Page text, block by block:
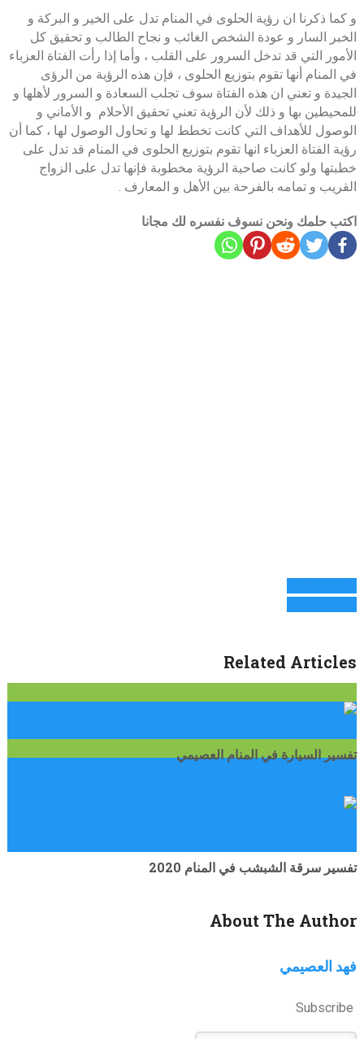
و كما ذكرنا ان رؤية الحلوى في المنام تدل على الخير و البركة و
الخبر السار و عودة الشخص الغائب و نجاح الطالب و تحقيق كل
الأمور التي قد تدخل السرور على القلب ، وأما إذا رأت الفتاة العزباء
في المنام أنها تقوم بتوزيع الحلوى ، فإن هذه الرؤية من الرؤى
الجيدة و تعني ان هذه الفتاة سوف تجلب السعادة و السرور لأهلها و
للمحيطين بها و ذلك لأن الرؤية تعني تحقيق الأحلام و الأماني و
الوصول للأهداف التي كانت تخطط لها و تحاول الوصول لها ، كما أن
رؤية الفتاة العزباء انها تقوم بتوزيع الحلوى في المنام قد تدل على
خطبتها ولو كانت صاحبة الرؤية مخطوبة فإنها تدل على الزواج
القريب و تمامه بالفرحة بين الأهل و المعارف .
اكتب حلمك ونحن نسوف نفسره لك مجانا
Related Articles
تفسير السيارة في المنام العصيمي
تفسير سرقة الشبشب في المنام 2020
About The Author
فهد العصيمي
Subscribe